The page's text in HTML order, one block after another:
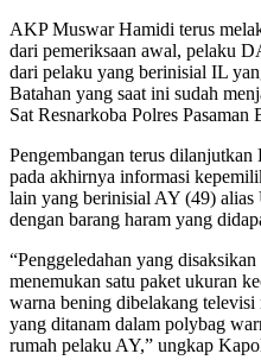
AKP Muswar Hamidi terus
dari pemeriksaan awal, pelaku
dari pelaku yang berinisial IL
Batahan yang saat ini sudah
Sat Resnarkoba Polres Pasaman
Pengembangan terus
pada akhirnya informasi
lain yang berinisial AY (49) alias
dengan barang haram yang
“Penggeledahan yang
menemukan satu paket ukuran
warna bening dibelakang televisi
yang ditanam dalam polybag
rumah pelaku AY,” ungkap